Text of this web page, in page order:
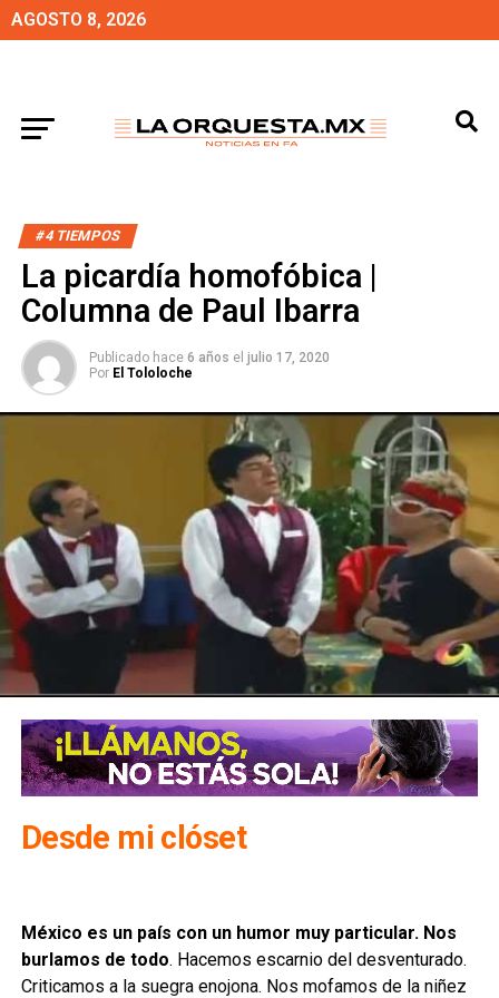
AGOSTO 8, 2026
#4 TIEMPOS
La picardía homofóbica |
Columna de Paul Ibarra
Publicado hace 6 años el julio 17, 2020
Por El Tololoche
Desde mi clóset
México es un país con un humor muy particular. Nos
burlamos de todo. Hacemos escarnio del desventurado.
Criticamos a la suegra enojona. Nos mofamos de la niñez